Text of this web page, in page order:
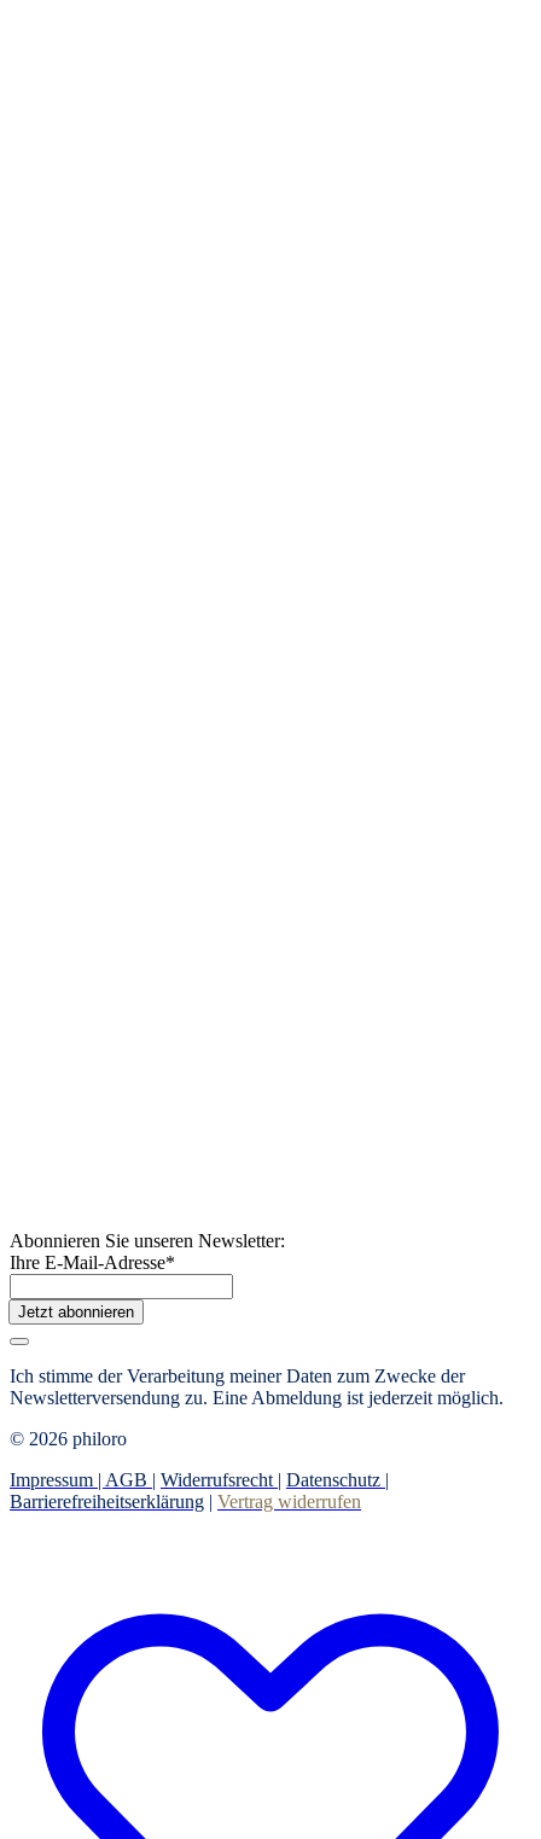
Abonnieren Sie unseren Newsletter:
Ihre E-Mail-Adresse*
Jetzt abonnieren
Ich stimme der Verarbeitung meiner Daten zum Zwecke der
Newsletterversendung zu. Eine Abmeldung ist jederzeit möglich.
© 2026 philoro
Impressum | AGB | Widerrufsrecht | Datenschutz |
Barrierefreiheitserklärung | Vertrag widerrufen